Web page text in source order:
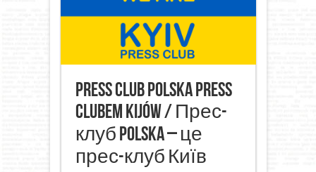
Press Club Polska Press
Clubem Kijów / Прес-
клуб Polska – це
прес-клуб Київ